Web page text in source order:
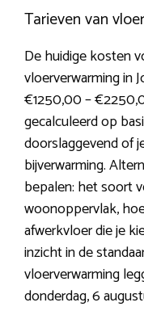
Tarieven van
De huidige kosten
vloerverwarming in
€1250,00 –
gecalculeerd op
doorslaggevend of
bijverwarming.
bepalen: het soort
woonoppervlak,
afwerkvloer die je
inzicht in de
vloerverwarming
donderdag, 6